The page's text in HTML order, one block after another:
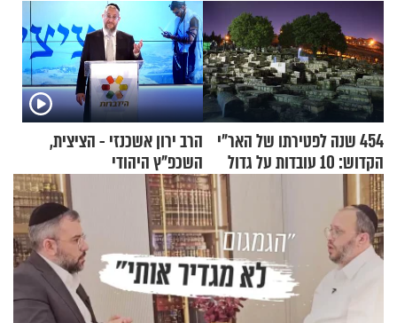
454 שנה לפטירתו של האר"י
הקדוש: 10 עובדות על גדול
מקובלי צפת
הרב ירון אשכנזי - הציצית,
השכפ"ץ היהודי